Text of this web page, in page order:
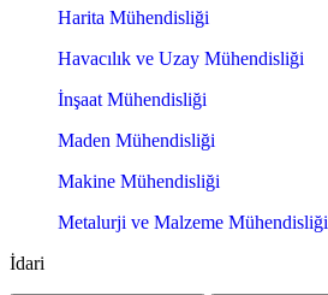
Harita Mühendisliği
Havacılık ve Uzay Mühendisliği
İnşaat Mühendisliği
Maden Mühendisliği
Makine Mühendisliği
Metalurji ve Malzeme Mühendisliği
İdari